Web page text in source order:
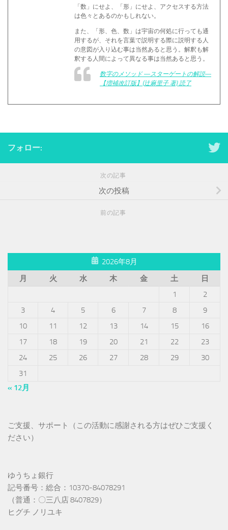
「数」にせよ、「形」にせよ、アクセスする方法
は色々とあるのかもしれない。
また、「形、色、数」は宇宙の何処に行っても通
用するが、それを言葉で説明する際に説明する人
の意図が入り込む事は当然あると思う。解釈も解
釈する人間によって異なる事は当然あると思う。
数字のメソッド ―スターゲートの解説―
【増補改訂版】(辻麻里子 著) 読了
フォロー:
次の記事
次の投稿
前の記事
2026年8月
月
火 水 木 金 土
日
1
2
3
4 5 6 7 8
9
10
11 12 13 14 15
16
17
18 19 20 21 22
23
24
25 26 27 28 29
30
31
« 12月
ご支援、サポート（この活動に感謝される方はぜひご支援く
ださい）
ゆうちょ銀行
記号番号：総合：10370-84078291
（普通：〇三八店 8407829）
ヒグチ ノリユキ